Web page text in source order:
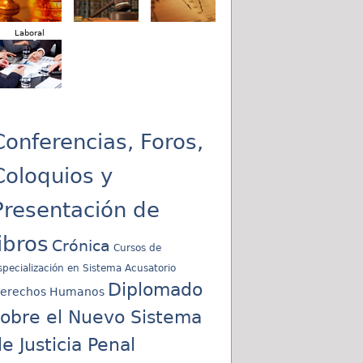
Laboral
Foros,
y
de
Crónica Cursos de
en Sistema Acusatorio
Humanos Diplomado
el Nuevo Sistema
Justicia Penal